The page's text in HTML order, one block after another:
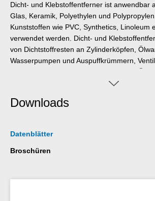
Dicht- und Klebstoffentferner ist anwendbar
Glas, Keramik, Polyethylen und
Kunststoffen wie PVC, Synthetics, Linoleum
verwendet werden. Dicht- und
von Dichtstoffresten an Zylinderköpfen,
Wasserpumpen und Auspuffkrümmern,
Farben und Lacke, beseitigt Öle, Harze,
Klebstoffe aller Art, selbst ausgehärtete
Downloads
Datenblätter
Broschüren